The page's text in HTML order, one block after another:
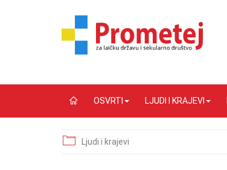
OSVRTI LJUDI I KRAJEVI
Ljudi i krajevi